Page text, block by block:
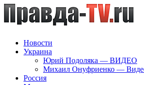
Новости
Украина
Юрий Подоляка — ВИДЕО
Михаил Онуфриенко —
Россия